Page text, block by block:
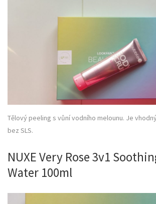
Tělový peeling s vůní vodního melounu. Je
bez SLS.
NUXE Very Rose 3v1
Water 100ml